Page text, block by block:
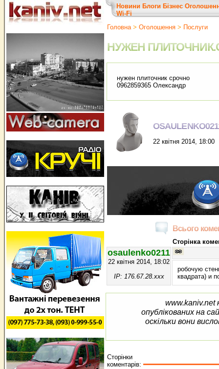
Новини Блоги Бізнес
Wi-Fi
Головна> Оголошення > Послуги
НУЖЕН
нужен плиточник срочно
0962859365 Олександр
22 квітня 2014, 18:00
Всього
Сторінка
osaulenko0211
22 квітня 2014, 18:02
IP: 176.67.28.xxx
робочую
квадрата) и
www.kaniv.net
опублікованих на
оскільки вони
Сторінки
коментарів: